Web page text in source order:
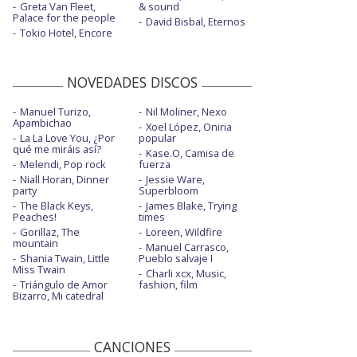
Greta Van Fleet,
Palace for the people
Tokio Hotel, Encore
& sound
David Bisbal, Eternos
NOVEDADES DISCOS
Manuel Turizo,
Apambichao
La La Love You, ¿Por
qué me miráis así?
Melendi, Pop rock
Niall Horan, Dinner
party
The Black Keys,
Peaches!
Gorillaz, The
mountain
Shania Twain, Little
Miss Twain
Triángulo de Amor
Bizarro, Mi catedral
Nil Moliner, Nexo
Xoel López, Oniria
popular
Kase.O, Camisa de
fuerza
Jessie Ware,
Superbloom
James Blake, Trying
times
Loreen, Wildfire
Manuel Carrasco,
Pueblo salvaje I
Charli xcx, Music,
fashion, film
CANCIONES